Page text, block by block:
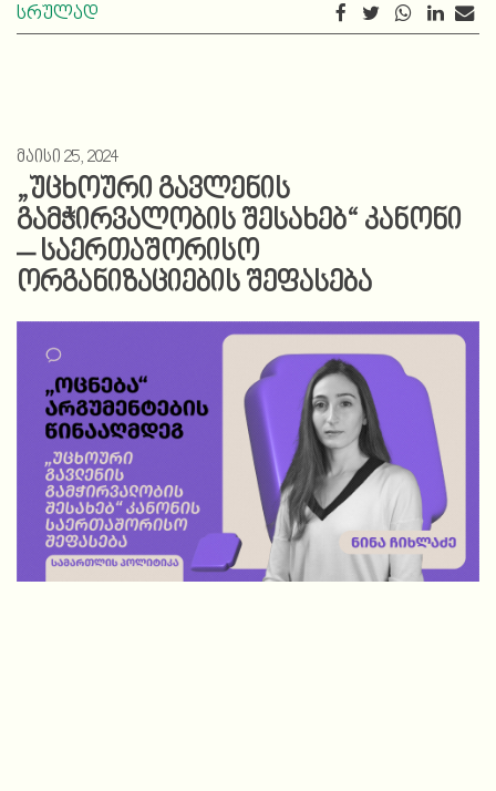
სრულად
მაისი 25, 2024
„უცხოური გავლენის
გამჭირვალობის შესახებ“ კანონი
– საერთაშორისო
ორგანიზაციების შეფასება